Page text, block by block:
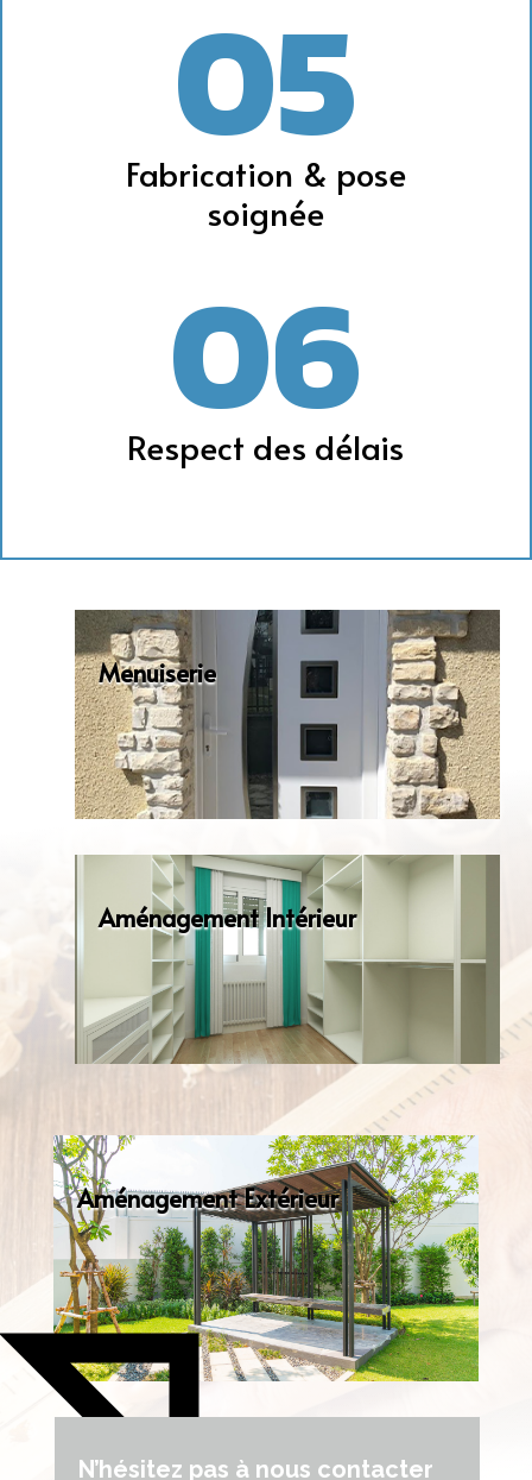
05
Fabrication & pose
soignée
06
Respect des délais
Menuiserie
Aménagement Intérieur
Aménagement Extérieur
N’hésitez pas à nous contacter